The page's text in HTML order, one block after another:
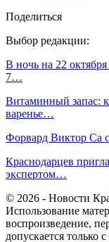
Поделиться
Выбор редакции:
В ночь на 22
7…
Витаминный запас:
варенье…
Форвард Виктор Са
Краснодарцев
экспертом…
© 2026 - Новости
Использование
воспроизведение,
допускается только